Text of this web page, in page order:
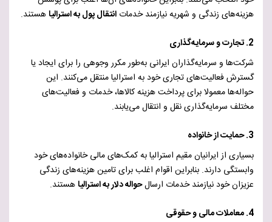
هزینه‌های زندگی و شهریه نیازمند خدمات انتقال پول به استرالیاهستند.
2. تجارت و سرمایه‌گذاری
شرکت‌ها و سرمایه‌گذاران ایرانی به‌طور مکرر وجوهی را برای ایجاد یا
گسترش فعالیت‌های تجاری خود به استرالیا منتقل می‌کنند. این
حواله‌ها معمولا برای پرداخت هزینه کالاها، خدمات و فعالیت‌های
مختلف سرمایه‌گذاری نقل و انتقال می‌یابند.
3. حمایت از خانواده
بسیاری از ایرانیان مقیم استرالیا به کمک‌های مالی خانواده‌های خود
وابستگی دارند. بنابراین اقوام اغلب برای تامین هزینه‌های زندگی
عزیزان خود نیازمند خدمات ارسالحواله دلار به استرالیاهستند.
4. معاملات مالی و حقوقی